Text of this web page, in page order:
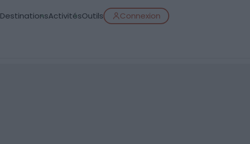
DestinationsActivitésOutils Connexion